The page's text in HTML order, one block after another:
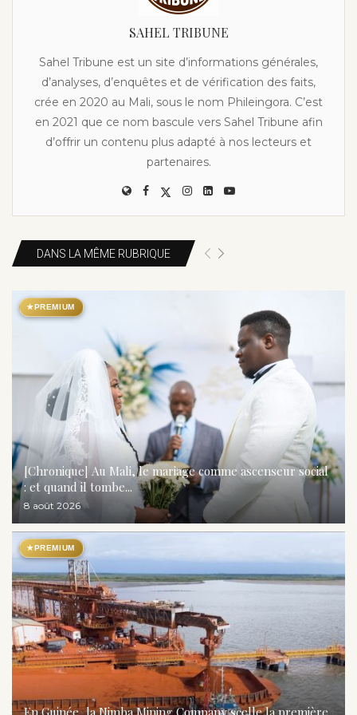
SAHEL TRIBUNE
Sahel Tribune est un site d’informations générales,
d’analyses, d’enquêtes et de vérification des faits,
crée en 2020 au Mali, sous le nom Phileingora. C’est
en 2021 que ce nom bascule vers Sahel Tribune afin
d’offrir un contenu plus adapté à nos lecteurs et
partenaires.
DANS LA MÊME RUBRIQUE
★PREMIUM
[Chronique] Au Mali, le mariage comme ascenseur social
: et quand il tombe...
8 août 2026
★PREMIUM